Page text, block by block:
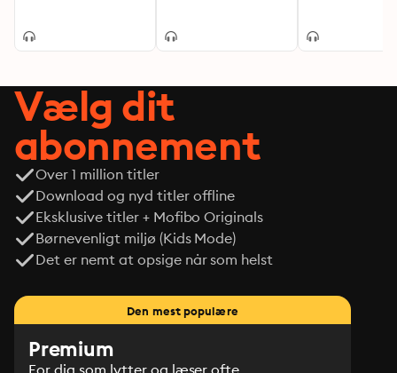
Vælg dit
abonnement
Over 1 million titler
Download og nyd titler offline
Eksklusive titler + Mofibo Originals
Børnevenligt miljø (Kids Mode)
Det er nemt at opsige når som helst
Den mest populære
Premium
For dig som lytter og læser ofte.